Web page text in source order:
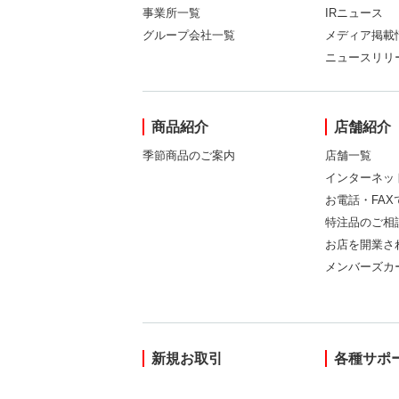
事業所一覧
グループ会社一覧
IRニュース
メディア掲載
ニュースリリ
商品紹介
季節商品のご案内
店舗紹介
店舗一覧
インターネッ
お電話・FAX
特注品のご相
お店を開業さ
メンバーズカ
新規お取引 各種サポ